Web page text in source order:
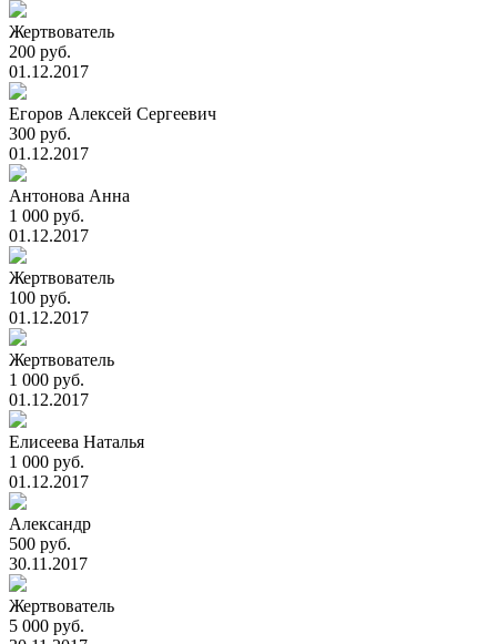
Жертвователь
200 руб.
01.12.2017
Егоров Алексей Сергеевич
300 руб.
01.12.2017
Антонова Анна
1 000 руб.
01.12.2017
Жертвователь
100 руб.
01.12.2017
Жертвователь
1 000 руб.
01.12.2017
Елисеева Наталья
1 000 руб.
01.12.2017
Александр
500 руб.
30.11.2017
Жертвователь
5 000 руб.